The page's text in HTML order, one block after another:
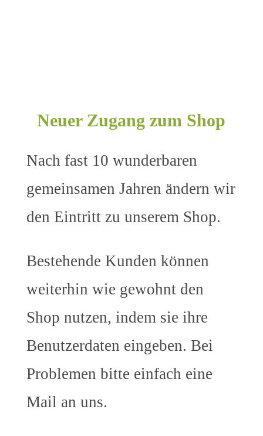
Neuer Zugang zum Shop
Nach fast 10 wunderbaren
gemeinsamen Jahren ändern wir
den Eintritt zu unserem Shop.
Bestehende Kunden können
weiterhin wie gewohnt den
Shop nutzen, indem sie ihre
Benutzerdaten eingeben. Bei
Problemen bitte einfach eine
Mail an uns.